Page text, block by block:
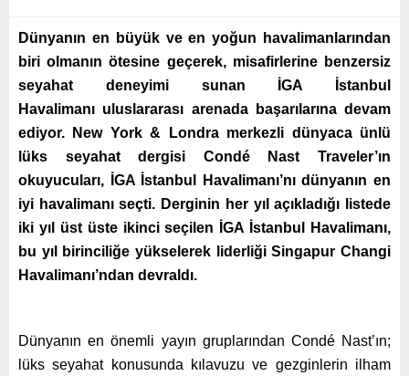
Dünyanın en büyük ve en yoğun havalimanlarından
biri olmanın ötesine geçerek, misafirlerine benzersiz
seyahat deneyimi sunan İGA İstanbul
Havalimanı uluslararası arenada başarılarına devam
ediyor. New York & Londra merkezli dünyaca ünlü
lüks seyahat dergisi Condé Nast Traveler’ın
okuyucuları, İGA İstanbul Havalimanı’nı dünyanın en
iyi havalimanı seçti. Derginin her yıl açıkladığı listede
iki yıl üst üste ikinci seçilen İGA İstanbul Havalimanı,
bu yıl birinciliğe yükselerek liderliği Singapur Changi
Havalimanı’ndan devraldı.
Dünyanın en önemli yayın gruplarından Condé Nast’ın;
lüks seyahat konusunda kılavuzu ve gezginlerin ilham